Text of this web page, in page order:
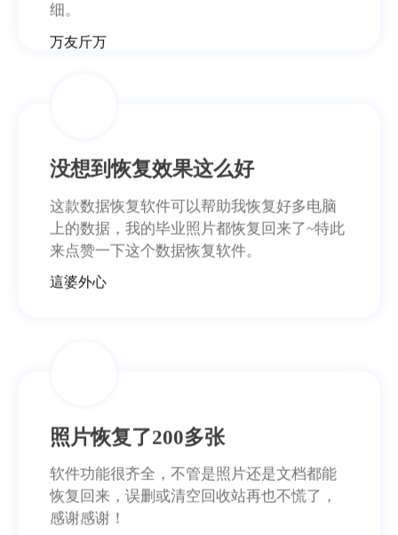
细。
万友斤万
没想到恢复效果这么好
这款数据恢复软件可以帮助我恢复好多电脑
上的数据，我的毕业照片都恢复回来了~特此
来点赞一下这个数据恢复软件。
這婆外心
照片恢复了200多张
软件功能很齐全，不管是照片还是文档都能
恢复回来，误删或清空回收站再也不慌了，
感谢感谢！